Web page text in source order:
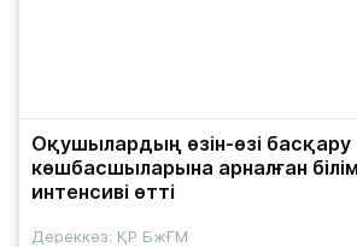
Оқушылардың өзін-өзі басқару
көшбасшыларына арналған
интенсиві өтті
Дереккөз: ҚР БжҒМ